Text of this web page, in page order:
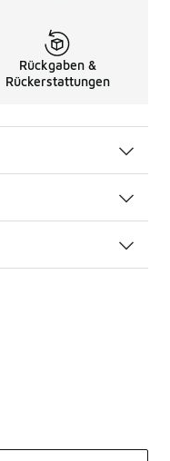
Rückgaben &
Rückerstattungen